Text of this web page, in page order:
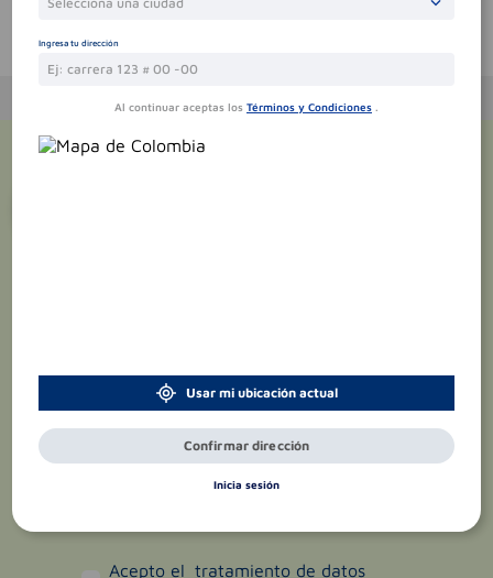
Te puede interesar
Acepto el tratamiento de datos
Ingresa tu dirección
Al continuar aceptas los Términos y Condiciones .
Usar mi ubicación actual
Confirmar dirección
Inicia sesión